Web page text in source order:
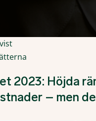
2023: Höjda
– men